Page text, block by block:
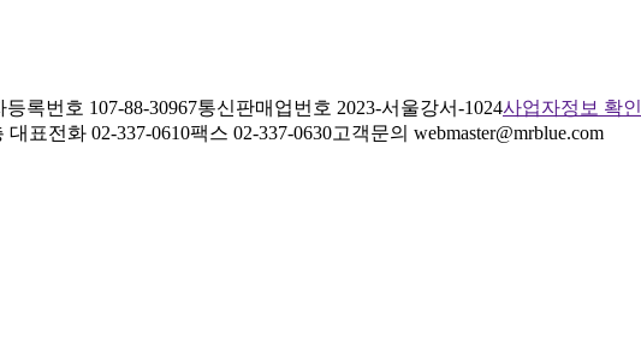
등록번호 107-88-30967통신판매업번호 2023-서울강서-1024사업자정보 확인
대표전화 02-337-0610팩스 02-337-0630고객문의 webmaster@mrblue.com